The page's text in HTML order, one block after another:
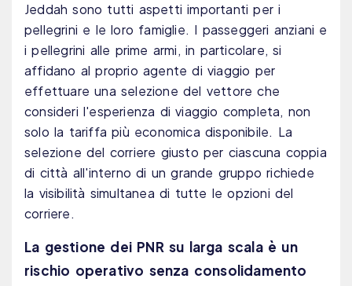
Jeddah sono tutti aspetti importanti per i
pellegrini e le loro famiglie. I passeggeri anziani e
i pellegrini alle prime armi, in particolare, si
affidano al proprio agente di viaggio per
effettuare una selezione del vettore che
consideri l'esperienza di viaggio completa, non
solo la tariffa più economica disponibile. La
selezione del corriere giusto per ciascuna coppia
di città all'interno di un grande gruppo richiede
la visibilità simultanea di tutte le opzioni del
corriere.
La gestione dei PNR su larga scala è un
rischio operativo senza consolidamento